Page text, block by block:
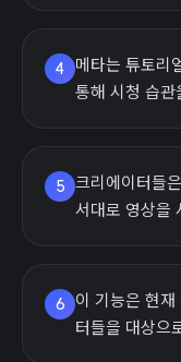
4
메타는 튜토리
통해 시청 습관
5 크리에이터들
서대로 영상을
6
이 기능은 현재
터들을 대상으